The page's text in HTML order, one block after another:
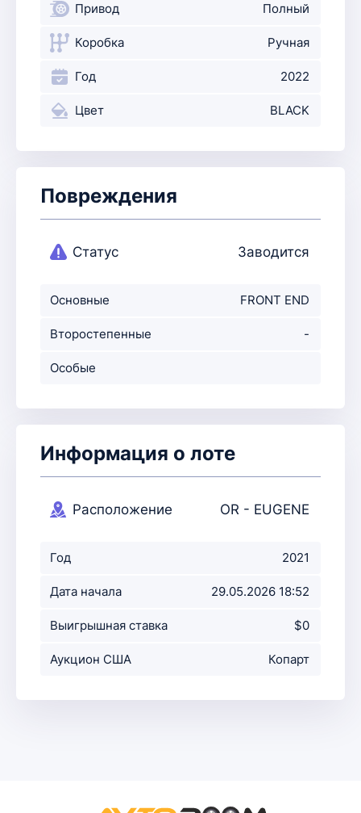
Привод Полный
Коробка Ручная
Год 2022
Цвет BLACK
Повреждения
Статус Заводится
Основные
повреждения
FRONT END
Второстепенные
повр-ния
-
Особые
Информация о лоте
Расположение
OR - EUGENE
Год 2021
Дата начала
аукциона
29.05.2026 18:52
Выигрышная ставка $0
Аукцион США Копарт